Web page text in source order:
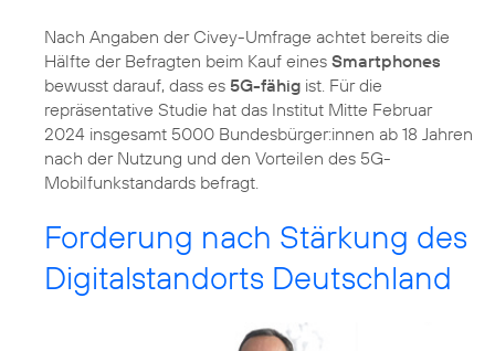
Nach Angaben der Civey-Umfrage achtet bereits die
Hälfte der Befragten beim Kauf eines Smartphones
bewusst darauf, dass es 5G-fähig ist. Für die
repräsentative Studie hat das Institut Mitte Februar
2024 insgesamt 5000 Bundesbürger:innen ab 18 Jahren
nach der Nutzung und den Vorteilen des 5G-
Mobilfunkstandards befragt.
Forderung nach Stärkung des
Digitalstandorts Deutschland